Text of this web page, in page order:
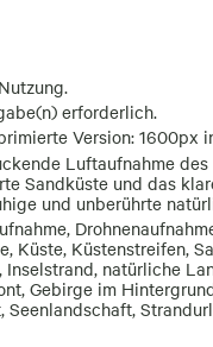
erforderlich.
Version: 1600px
Luftaufnahme
Sandküste und das
und unberührte
Küste, Küstenstreifen,
natürliche
Gebirge im